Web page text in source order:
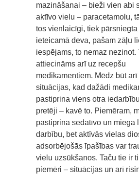
mazināšanai – bieži vien abi
aktīvo vielu – paracetamolu,
tos vienlaicīgi, tiek
ieteicamā deva, pašam zāļu
iespējams, to nemaz nezinot.
attiecināms arī uz recepšu
medikamentiem. Mēdz būt arī
situācijas, kad dažādi
pastiprina viens otra
pretēji – kavē to. Piemēram,
pastiprina sedatīvo un miega
darbību, bet aktīvās vielas
adsorbējošās īpašības var
vielu uzsūkšanos. Taču tie ir
piemēri – situācijas un arī